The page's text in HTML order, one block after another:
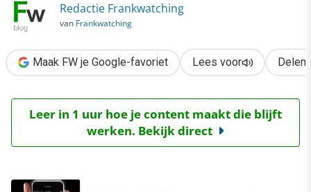
Redactie Frankwatching
van Frankwatching
Maak FW je Google-favoriet Lees voor Delen
Leer in 1 uur hoe je content maakt die blijft
werken. Bekijk direct